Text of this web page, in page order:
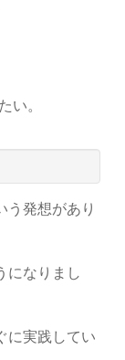
い。
う発想があり
になりまし
に実践してい